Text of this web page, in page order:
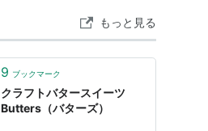
もっと見る
9 ブックマーク
クラフトバタースイーツ
Butters（バターズ）